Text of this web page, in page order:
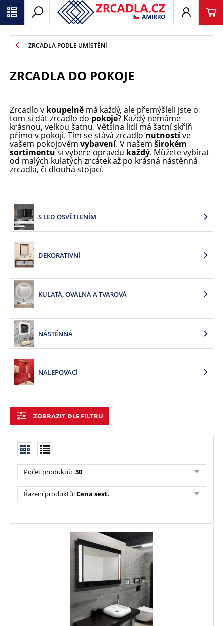
ZRCADLA PODLE UMÍSTĚNÍ
ZRCADLA DO POKOJE
Zrcadlo v koupelně má každý, ale přemýšleli jste o
tom si dát zrcadlo do pokoje? Každý nemáme
krásnou, velkou šatnu. Většina lidí má šatní skříň
přímo v pokoji. Tím se stává zrcadlo nutnostíve
vašem pokojovém vybavení. V našem širokém
sortimentusi vybere opravdu každý. Můžete vybírat
od malých kulatých zrcátek až po krásná nástěnná
zrcadla, či dlouhá stojací.
S LED OSVĚTLENÍM
DEKORATIVNÍ
KULATÁ, OVÁLNÁ A TVAROVÁ
NÁSTĚNNÁ
NALEPOVACÍ
ZOBRAZIT DLE FILTRU
Počet produktů: 30
Řazení produktů:Cena sest.